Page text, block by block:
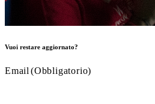
Vuoi restare aggiornato?
Email (Obbligatorio)